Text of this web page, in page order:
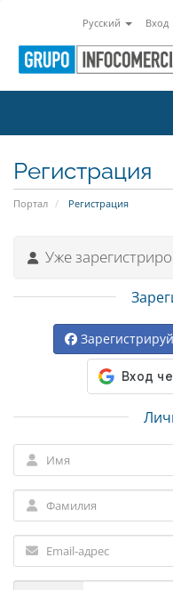
Русский Вход
Регистрация
Портал Регистрация
Уже